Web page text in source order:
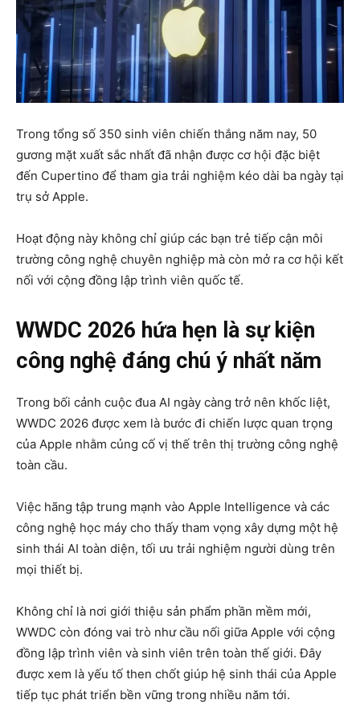
Trong tổng số 350 sinh viên chiến thắng năm nay, 50
gương mặt xuất sắc nhất đã nhận được cơ hội đặc biệt
đến Cupertino để tham gia trải nghiệm kéo dài ba ngày tại
trụ sở Apple.
Hoạt động này không chỉ giúp các bạn trẻ tiếp cận môi
trường công nghệ chuyên nghiệp mà còn mở ra cơ hội kết
nối với cộng đồng lập trình viên quốc tế.
WWDC 2026 hứa hẹn là sự kiện
công nghệ đáng chú ý nhất năm
Trong bối cảnh cuộc đua AI ngày càng trở nên khốc liệt,
WWDC 2026 được xem là bước đi chiến lược quan trọng
của Apple nhằm củng cố vị thế trên thị trường công nghệ
toàn cầu.
Việc hãng tập trung mạnh vào Apple Intelligence và các
công nghệ học máy cho thấy tham vọng xây dựng một hệ
sinh thái AI toàn diện, tối ưu trải nghiệm người dùng trên
mọi thiết bị.
Không chỉ là nơi giới thiệu sản phẩm phần mềm mới,
WWDC còn đóng vai trò như cầu nối giữa Apple với cộng
đồng lập trình viên và sinh viên trên toàn thế giới. Đây
được xem là yếu tố then chốt giúp hệ sinh thái của Apple
tiếp tục phát triển bền vững trong nhiều năm tới.